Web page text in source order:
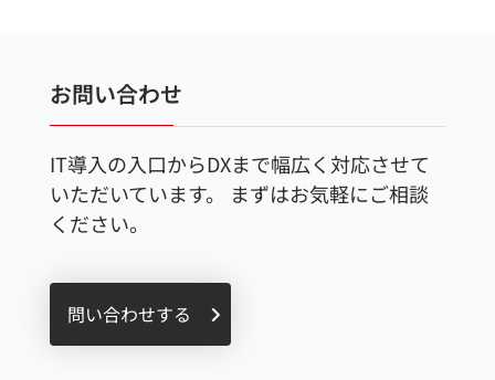
お問い合わせ
IT導入の入口からDXまで幅広く対応させて
いただいています。
まずはお気軽にご相談
ください。
問い合わせする